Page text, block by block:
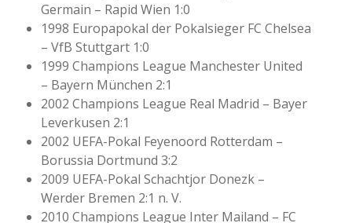
Germain – Rapid Wien 1:0
1998 Europapokal der Pokalsieger FC Chelsea
– VfB Stuttgart 1:0
1999 Champions League Manchester United
– Bayern München 2:1
2002 Champions League Real Madrid – Bayer
Leverkusen 2:1
2002 UEFA-Pokal Feyenoord Rotterdam –
Borussia Dortmund 3:2
2009 UEFA-Pokal Schachtjor Donezk –
Werder Bremen 2:1 n. V.
2010 Champions League Inter Mailand – FC